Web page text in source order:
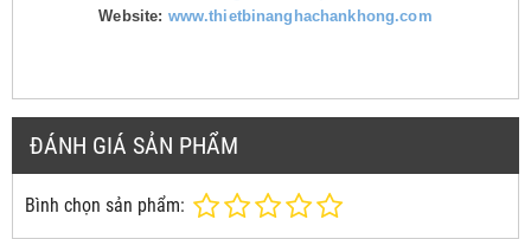
Website: www.thietbinanghachankhong.com
ĐÁNH GIÁ SẢN PHẨM
Bình chọn sản phẩm: